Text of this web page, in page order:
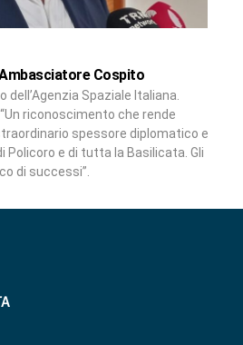
Cospito
dell’Agenzia Spaziale Italiana.
riconoscimento che rende
spessore diplomatico e
Policoro e di tutta la Basilicata. Gli
di successi”.